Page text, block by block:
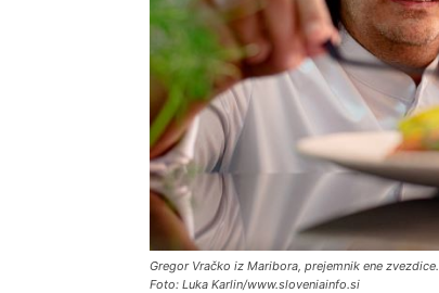
Gregor Vračko iz Maribora, prejemnik ene zvezdice.
Foto: Luka Karlin/www.sloveniainfo.si